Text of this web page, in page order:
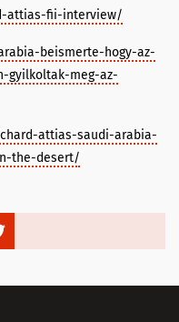
attias-fii-interview/
beismerte-hogy-az-
gyilkoltak-meg-az-
attias-saudi-arabia-
the-desert/